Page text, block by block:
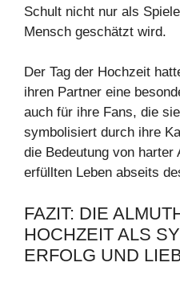
Schult nicht nur als
Mensch geschätzt wird.
Der Tag der Hochzeit
ihren Partner eine
auch für ihre Fans, die
symbolisiert durch ihre
die Bedeutung von harter
erfüllten Leben abseits
FAZIT: DIE
HOCHZEIT ALS
ERFOLG UND